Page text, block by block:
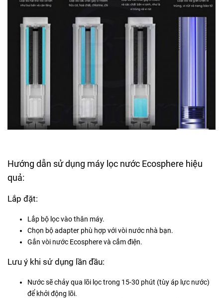
Hướng dẫn sử dụng máy lọc nước Ecosphere hiệu
quả:
Lắp đặt:
Lắp bộ lọc vào thân máy.
Chọn bộ adapter phù hợp với vòi nước nhà bạn.
Gắn vòi nước Ecosphere và cắm điện.
Lưu ý khi sử dụng lần đầu:
Nước sẽ chảy qua lõi lọc trong 15-30 phút (tùy áp lực nước)
để khởi động lõi.